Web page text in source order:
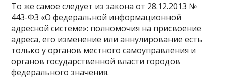
То же самое следует из закона от 28.12.2013 №
443-ФЗ «О федеральной информационной
адресной системе»: полномочия на присвоение
адреса, его изменение или аннулирование есть
только у органов местного самоуправления и
органов государственной власти городов
федерального значения.